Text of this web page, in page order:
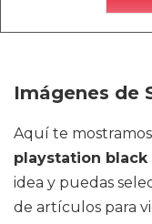
Imágenes de
Aquí te
playstation
idea y puedas
de artículos para